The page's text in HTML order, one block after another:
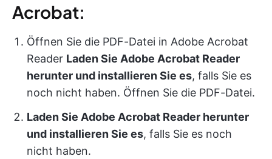
Acrobat:
Öffnen Sie die PDF-Datei in Adobe Acrobat
Reader Laden Sie Adobe Acrobat Reader
herunter und installieren Sie es, falls Sie es
noch nicht haben. Öffnen Sie die PDF-Datei.
Laden Sie Adobe Acrobat Reader herunter
und installieren Sie es, falls Sie es noch
nicht haben.